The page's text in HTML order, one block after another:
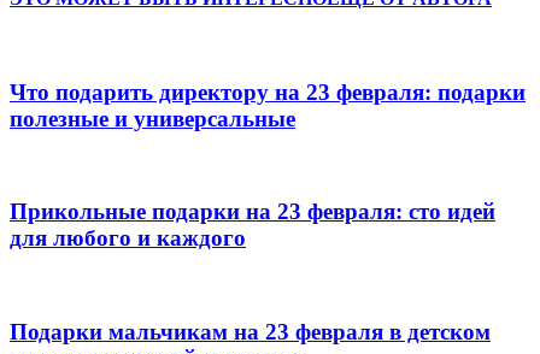
Что подарить директору на 23 февраля: подарки
полезные и универсальные
Прикольные подарки на 23 февраля: сто идей
для любого и каждого
Подарки мальчикам на 23 февраля в детском